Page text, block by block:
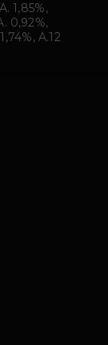
1,85%,
0,92%,
A.12